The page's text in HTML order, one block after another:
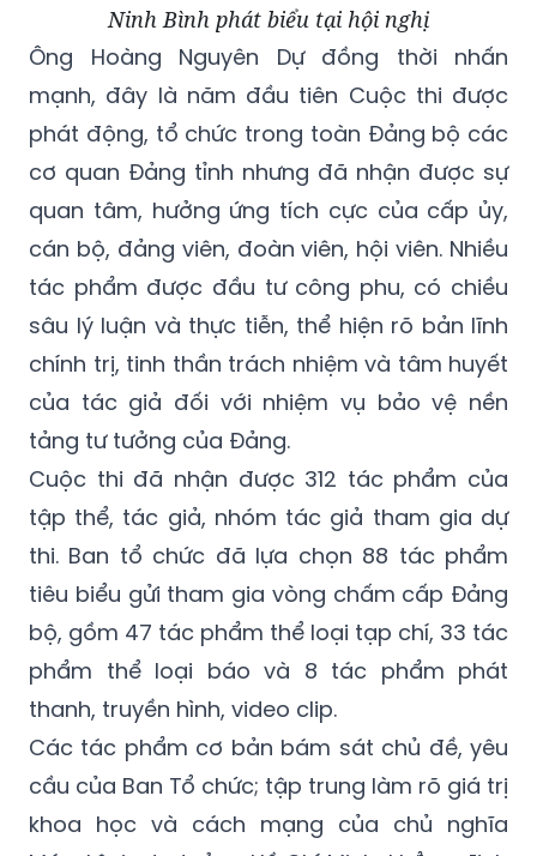
Ninh Bình phát biểu tại hội nghị
Ông Hoàng Nguyên Dự đồng thời nhấn
mạnh, đây là năm đầu tiên Cuộc thi được
phát động, tổ chức trong toàn Đảng bộ các
cơ quan Đảng tỉnh nhưng đã nhận được sự
quan tâm, hưởng ứng tích cực của cấp ủy,
cán bộ, đảng viên, đoàn viên, hội viên. Nhiều
tác phẩm được đầu tư công phu, có chiều
sâu lý luận và thực tiễn, thể hiện rõ bản lĩnh
chính trị, tinh thần trách nhiệm và tâm huyết
của tác giả đối với nhiệm vụ bảo vệ nền
tảng tư tưởng của Đảng.
Cuộc thi đã nhận được 312 tác phẩm của
tập thể, tác giả, nhóm tác giả tham gia dự
thi. Ban tổ chức đã lựa chọn 88 tác phẩm
tiêu biểu gửi tham gia vòng chấm cấp Đảng
bộ, gồm 47 tác phẩm thể loại tạp chí, 33 tác
phẩm thể loại báo và 8 tác phẩm phát
thanh, truyền hình, video clip.
Các tác phẩm cơ bản bám sát chủ đề, yêu
cầu của Ban Tổ chức; tập trung làm rõ giá trị
khoa học và cách mạng của chủ nghĩa